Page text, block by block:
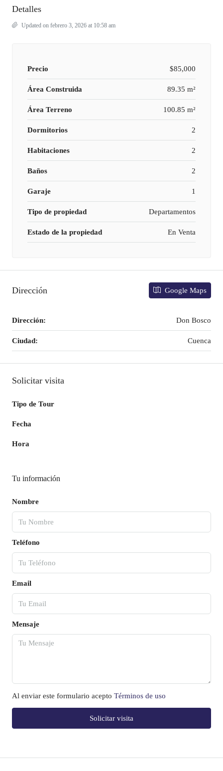
Detalles
Updated on febrero 3, 2026 at 10:58 am
Precio $85,000
Área Construida 89.35 m²
Área Terreno 100.85 m²
Dormitorios 2
Habitaciones 2
Baños 2
Garaje 1
Tipo de propiedad Departamentos
Estado de la propiedad En Venta
Dirección Google Maps
Dirección: Don Bosco
Ciudad: Cuenca
Solicitar visita
Tipo de Tour
Fecha
Hora
Tu información
Nombre
Teléfono
Email
Mensaje
Al enviar este formulario acepto Términos de uso
Solicitar visita